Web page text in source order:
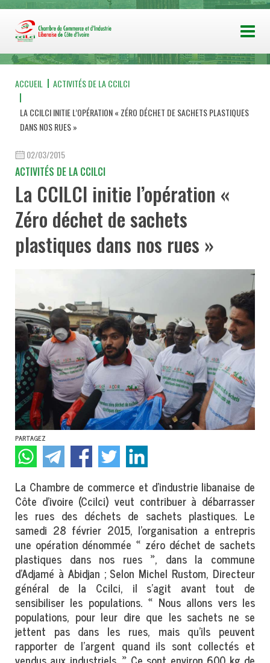
ACCUEIL ACTIVITÉS DE LA CCILCI
LA CCILCI INITIE L’OPÉRATION « ZÉRO DÉCHET DE SACHETS PLASTIQUES
DANS NOS RUES »
02/03/2015
ACTIVITÉS DE LA CCILCI
La CCILCI initie l’opération «
Zéro déchet de sachets
plastiques dans nos rues »
PARTAGEZ
La Chambre de commerce et d’industrie libanaise de
Côte d’ivoire (Ccilci) veut contribuer à débarrasser
les rues des déchets de sachets plastiques. Le
samedi 28 février 2015, l’organisation a entrepris
une opération dénommée « zéro déchet de sachets
plastiques dans nos rues », dans la commune
d’Adjamé à Abidjan ; Selon Michel Rustom, Directeur
général de la Ccilci, il s’agit avant tout de
sensibiliser les populations. « Nous allons vers les
populations, pour leur dire que les sachets ne se
jettent pas dans les rues, mais qu’ils peuvent
rapporter de l’argent quand ils sont collectés et